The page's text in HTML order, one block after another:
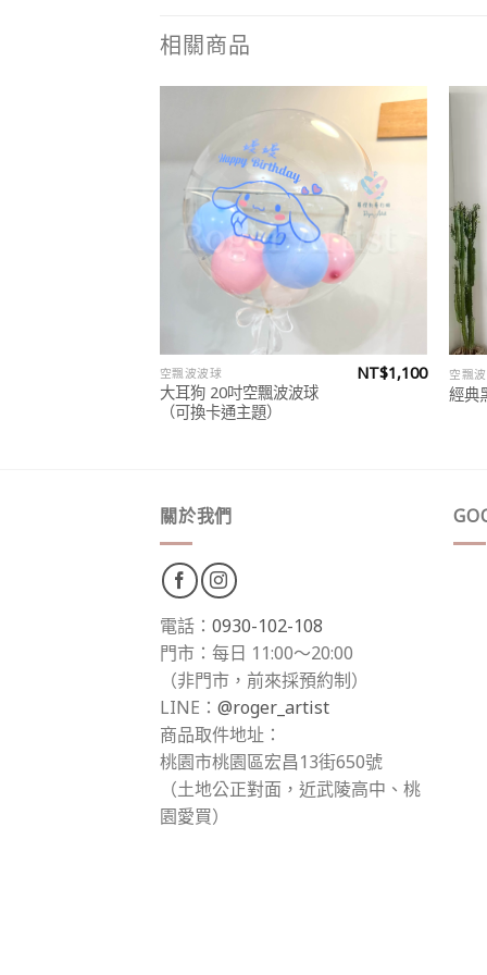
相關商品
Add to
wishlist
空飄波波球
大耳狗 20吋空飄波波球
（可換卡通主題）
NT$1,100 空飄
經典
關於我們
電話： 0930-102-108
門市：每日 11:00～20:00
（非門市，前來採預約制）
LINE： @roger_artist
商品取件地址：
桃園市桃園區宏昌13街650號
（土地公正對面，近武陵高中、桃
園愛買）